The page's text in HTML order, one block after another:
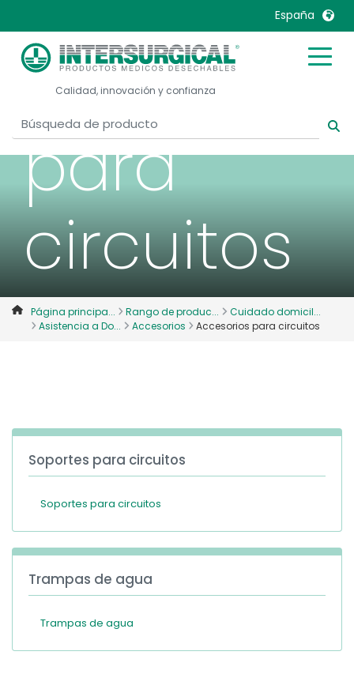
España
United Kingdom
United States
Australia
Belgique, Français
Canada, Français
China
Denmark
Deutschland
Norway
Russia
Sweden
Calidad, innovación y confianza
para
circuitos
Página principa... Rango de produc...
Cuidado domicil...
Asistencia a Do...
Accesorios Accesorios para circuitos
Soportes para circuitos
Soportes para circuitos
Trampas de agua
Trampas de agua